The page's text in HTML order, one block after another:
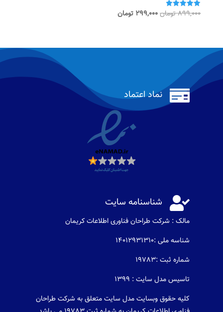
امتیاز
5.00
899,000تومانقیمت
بود.
299,000 تومانقیمت
است.
 نماد اعتماد
 شناسنامه سایت
مالک : شرکت طراحان فناوری اطلاعات كريمان
شناسه ملی :14012931310
شماره ثبت :19783
تاسیس مدل سایت : 1399
کلیه حقوق وبسایت مدل سایت متعلق به شرکت طراحان